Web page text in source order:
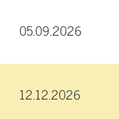
05.09.2026
12.12.2026